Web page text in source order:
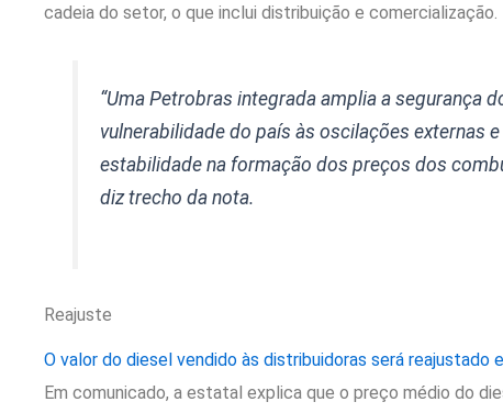
cadeia do setor, o que inclui distribuição e comercialização.
“Uma Petrobras integrada amplia a segurança
vulnerabilidade do país às oscilações externas
estabilidade na formação dos preços dos
diz trecho da nota.
Reajuste
O valor do diesel vendido às distribuidoras será reajustado
Em comunicado, a estatal explica que o preço médio do